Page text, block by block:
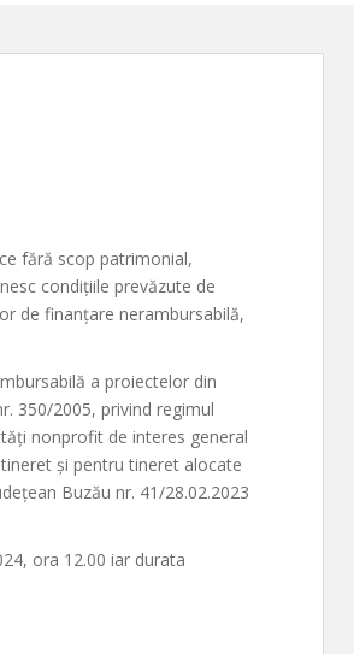
fără scop patrimonial,
condițiile prevăzute de
de finanțare nerambursabilă,
a proiectelor din
350/2005, privind regimul
nonprofit de interes general
și pentru tineret alocate
Buzău nr. 41/28.02.2023
ora 12.00 iar durata